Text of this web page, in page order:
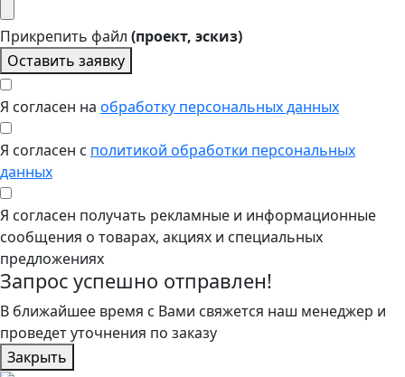
Прикрепить файл (проект, эскиз)
Оставить заявку
Я согласен на обработку персональных данных
Я согласен с политикой обработки персональных
данных
Я согласен получать рекламные и информационные
сообщения о товарах, акциях и специальных
предложениях
Запрос успешно отправлен!
В ближайшее время с Вами свяжется наш менеджер и
проведет уточнения по заказу
Закрыть